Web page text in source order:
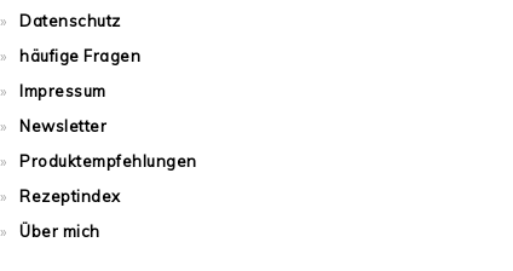
Datenschutz
häufige Fragen
Impressum
Newsletter
Produktempfehlungen
Rezeptindex
Über mich